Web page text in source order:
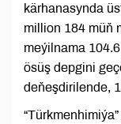
kärhanasynda
million 184 müň
meýilnama
ösüş depgini
deňeşdirilende,